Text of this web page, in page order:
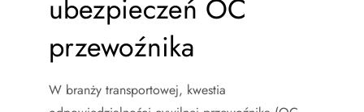
ubezpieczeń OC
przewoźnika
W branży transportowej, kwestia